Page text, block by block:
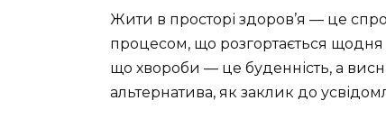
Жити в просторі здоров’я — це
процесом, що розгортається щодня
що хвороби — це буденність, а
альтернатива, як заклик до